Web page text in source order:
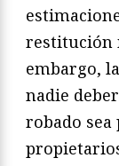
restitución
embargo,
nadie
robado sea